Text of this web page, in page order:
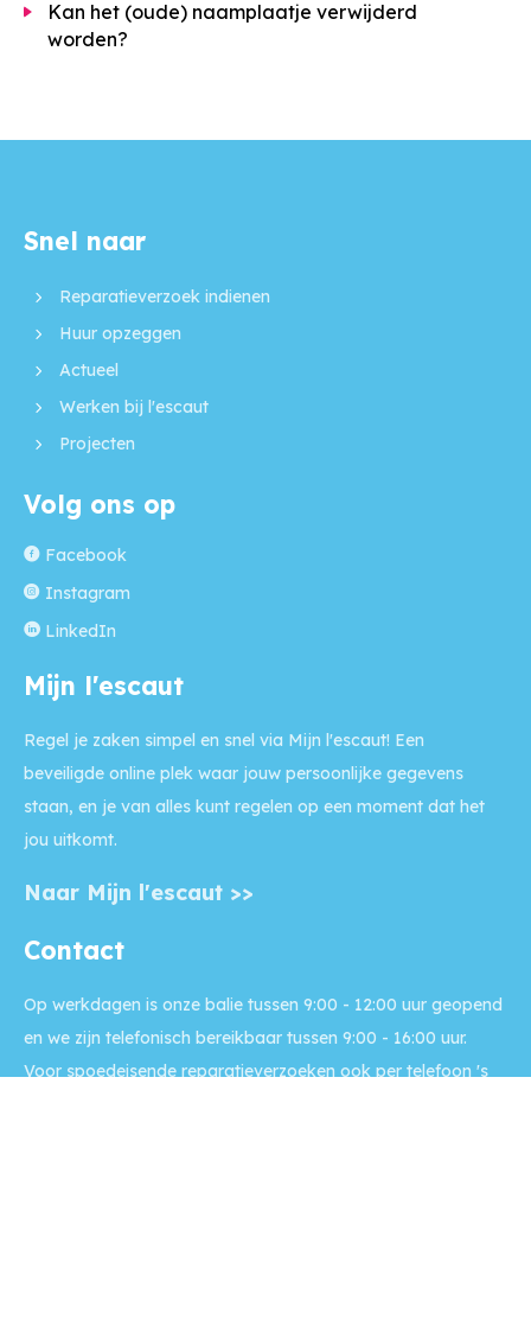
Kan het (oude) naamplaatje verwijderd
worden?
Contactinformatie
Snel naar
Reparatieverzoek indienen
Huur opzeggen
Actueel
Werken bij l'escaut
Projecten
Volg ons op
Facebook
Instagram
LinkedIn
Mijn l'escaut
Regel je zaken simpel en snel via Mijn l'escaut! Een
beveiligde online plek waar jouw persoonlijke gegevens
staan, en je van alles kunt regelen op een moment dat het
jou uitkomt.
Naar Mijn l'escaut >>
Contact
Op werkdagen is onze balie tussen 9:00 - 12:00 uur geopend
en we zijn telefonisch bereikbaar tussen 9:00 - 16:00 uur.
Voor spoedeisende reparatieverzoeken ook per telefoon 's